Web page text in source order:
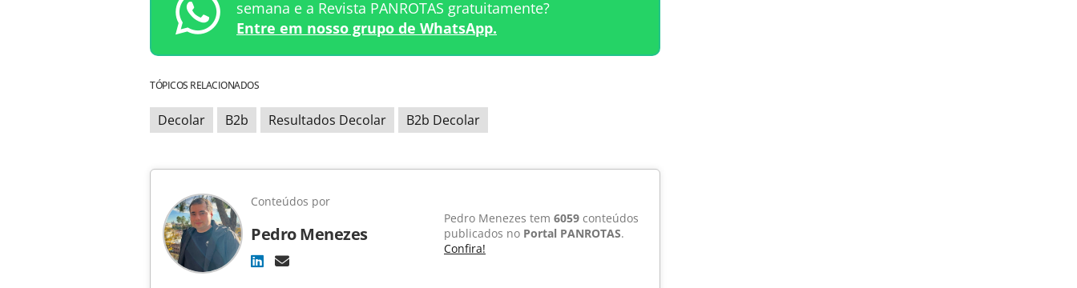
semana e a Revista PANROTAS gratuitamente?
Entre em nosso grupo de WhatsApp.
TÓPICOS RELACIONADOS
Decolar B2b Resultados Decolar B2b Decolar
Conteúdos por
Pedro Menezes
Pedro Menezes tem 6059 conteúdos
publicados no Portal PANROTAS.
Confira!